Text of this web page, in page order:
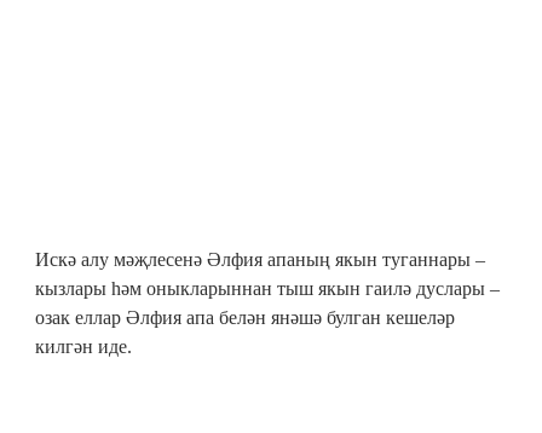
Искә алу мәҗлесенә Әлфия апаның якын туганнары –
кызлары һәм оныкларыннан тыш якын гаилә дуслары –
озак еллар Әлфия апа белән янәшә булган кешеләр
килгән иде.